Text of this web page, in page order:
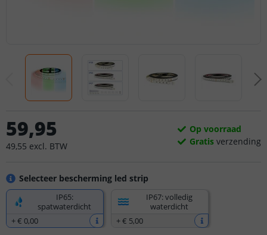
Selecteer bescherming led strip
IP65:
spatwaterdicht
+€ 0,00
IP67: volledig
waterdicht
+€ 5,00
59,95
49,55 excl. BTW
Op voorraad
Gratis verzending